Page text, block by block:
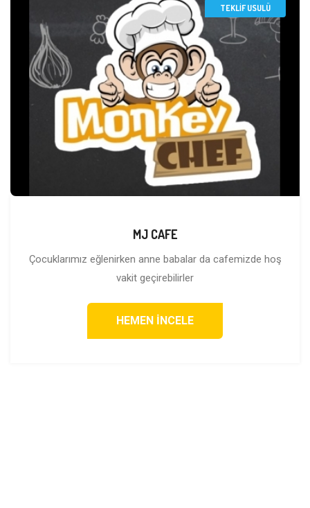
TEKLİF USULÜ
MJ CAFE
Çocuklarımız eğlenirken anne babalar da cafemizde hoş
vakit geçirebilirler
HEMEN İNCELE